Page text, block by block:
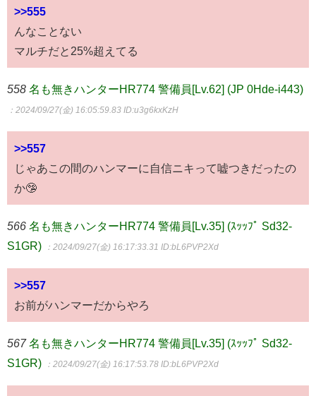
>>555
んなことない
マルチだと25%超えてる
558 名も無きハンターHR774 警備員[Lv.62] (JP 0Hde-i443)
：2024/09/27(金) 16:05:59.83 ID:u3g6kxKzH
>>557
じゃあこの間のハンマーに自信ニキって嘘つきだったの
か🤥
566 名も無きハンターHR774 警備員[Lv.35] (ｽｯｯﾌﾟ Sd32-
S1GR)
：2024/09/27(金) 16:17:33.31 ID:bL6PVP2Xd
>>557
お前がハンマーだからやろ
567 名も無きハンターHR774 警備員[Lv.35] (ｽｯｯﾌﾟ Sd32-
S1GR)
：2024/09/27(金) 16:17:53.78 ID:bL6PVP2Xd